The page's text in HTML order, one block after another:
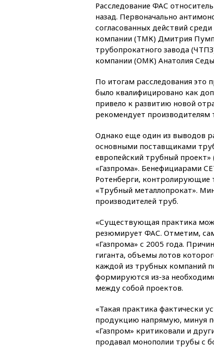
Расследование ФАС
назад. Первоначально
согласованных действий
компании (ТМК) Дмитрия
трубопрокатного завода
компании (ОМК) Анатолия
По итогам расследования это
было квалифицировано как
привело к развитию новой
рекомендует производителям
Однако еще один из выводов
основными поставщиками
европейский трубный
«Газпрома». Бенефициарами
Ротенберги, контролирующие
«Трубный металлопрокат».
производителей труб.
«Существующая практика
резюмирует ФАС. Отметим,
«Газпрома» с 2005 года.
гиганта, объемы лотов
каждой из трубных компаний
формируются из-за
между собой проектов.
«Такая практика фактически
продукцию напрямую, минуя
«Газпром» критиковали и
продавал монополии трубы с